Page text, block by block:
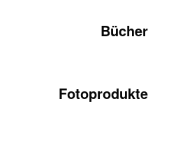
Bücher
Fotoprodukte